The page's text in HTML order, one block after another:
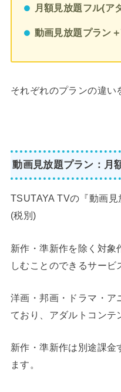
月額見放題フル(ア
動画見放題プラン
それぞれのプランの違い
動画見放題プラン：月
TSUTAYA TVの『動画
(税別)
新作・準新作を除く対
しむことのできるサービ
洋画・邦画・ドラマ・ア
ており、アダルトコン
新作・準新作は別途課
ます。